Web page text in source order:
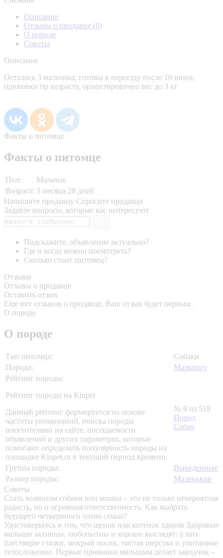
Описание
Отзывы о продавце (0)
О породе
Советы
Описание
Осталось 3 мальчика, готовы к переезду после 10 июня,
прививки пр возрасту, ориентировочно вес до 3 кг
Факты о питомце
Факты о питомце
Пол:
Мальчик
Возраст: 3 месяца 28 дней
Напишите продавцу Спросите продавца
Задайте вопросы, которые вас интересуют
Подскажите, объявление актуально?
Где и когда можно посмотреть?
Сколько стоит питомец?
Отзывы
Отзывы о продавце
Оставить отзыв
Еще нет отзывов о продавце. Ваш отзыв будет первым.
О породе
О породе
Тип питомца:
Собаки
Порода:
Мальтипу
Рейтинг породы:
Рейтинг породы на Kinpet
Данный рейтинг формируется на основе
частоты упоминаний, поиска породы
посетителями на сайте, посещаемости
объявлений и других параметрах, которые
помогают определить популярность породы на
площадке Kinpet.ru в текущий период времени.
№ 6 из 519
Пород
Собак
Группа породы:
Выведенные
Размер породы:
Маленькие
Советы
Стать хозяином собаки или кошки – это не только невероятная
радость, но и огромная ответственность. Как выбрать
будущего четвероного члена семьи?
Удостоверьтесь в том, что щенок или котенок здоров Здоровые
малыши активны, любопытны и хорошо выглядят: у них
блестящие глазки, мокрый носик, чистая шерстка и упитанное
телосложение. Первые прививки малышам делает заводчик –